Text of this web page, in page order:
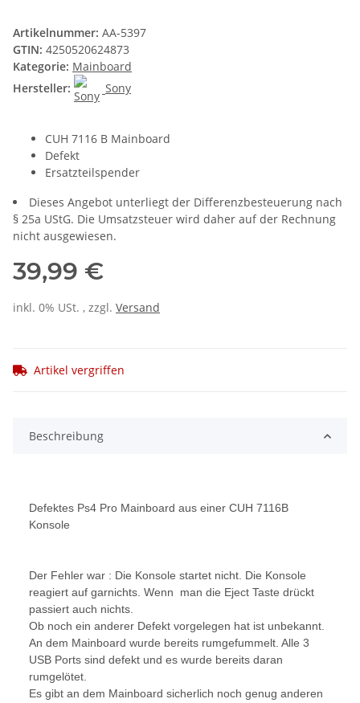
Artikelnummer: AA-5397
GTIN: 4250520624873
Kategorie: Mainboard
Hersteller:
Sony
CUH 7116 B Mainboard
Defekt
Ersatzteilspender
Dieses Angebot unterliegt der Differenzbesteuerung nach
§ 25a UStG. Die Umsatzsteuer wird daher auf der Rechnung
nicht ausgewiesen.
39,99 €
inkl. 0% USt. , zzgl. Versand
Artikel vergriffen
Beschreibung
Defektes Ps4 Pro Mainboard aus einer CUH 7116B
Konsole
Der Fehler war : Die Konsole startet nicht. Die Konsole
reagiert auf garnichts. Wenn man die Eject Taste drückt
passiert auch nichts.
Ob noch ein anderer Defekt vorgelegen hat ist unbekannt.
An dem Mainboard wurde bereits rumgefummelt. Alle 3
USB Ports sind defekt und es wurde bereits daran
rumgelötet.
Es gibt an dem Mainboard sicherlich noch genug anderen